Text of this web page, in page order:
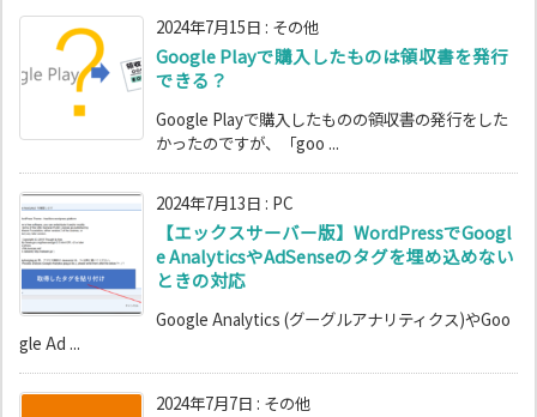
2024年7月15日 : その他
Google Playで購入したものは領収書を発行
できる？
Google Playで購入したものの領収書の発行をした
かったのですが、「goo ...
2024年7月13日 : PC
【エックスサーバー版】WordPressでGoogl
e AnalyticsやAdSenseのタグを埋め込めない
ときの対応
Google Analytics (グーグルアナリティクス)やGoo
gle Ad ...
2024年7月7日 : その他